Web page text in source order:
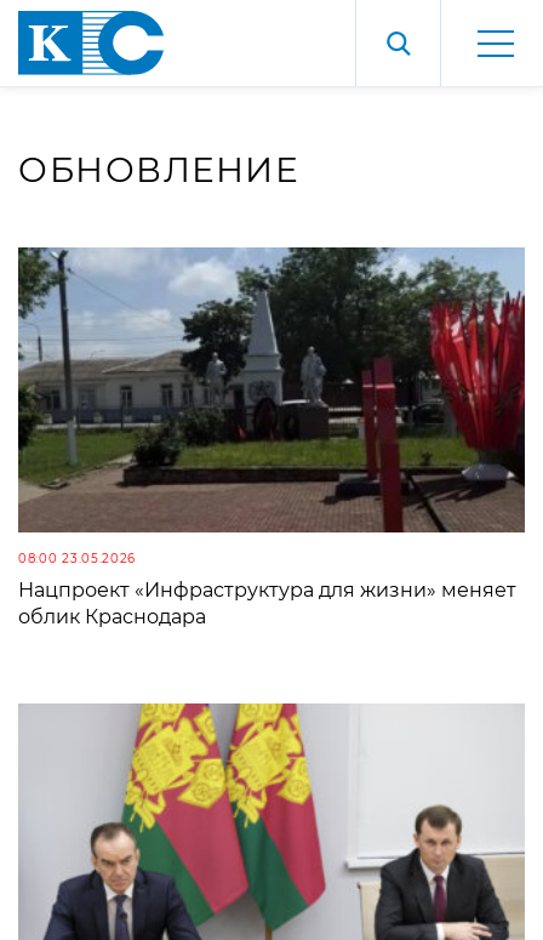
ОБНОВЛЕНИЕ
08:00 23.05.2026
Нацпроект «Инфраструктура для жизни» меняет
облик Краснодара